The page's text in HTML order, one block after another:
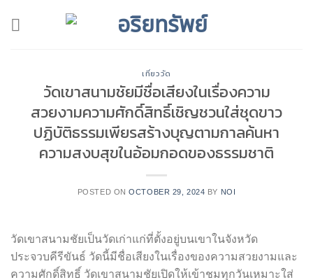
เที่ยววัด
วัดเขาสนามชัยมีชื่อเสียงในเรื่องความ
สวยงามความศักดิ์สิทธิ์เชิญชวนใส่ชุดขาว
ปฏิบัติธรรมเพียรสร้างบุญตามกาลค้นหา
ความสงบสุขในอ้อมกอดของธรรมชาติ
POSTED ONOCTOBER 29, 2024 BY NOI
วัดเขาสนามชัยเป็นวัดเก่าแก่ที่ตั้งอยู่บนเขาในจังหวัด
ประจวบคีรีขันธ์ วัดนี้มีชื่อเสียงในเรื่องของความสวยงามและ
ความศักดิ์สิทธิ์ วัดเขาสนามชัยเปิดให้เข้าชมทุกวันเหมาะใส่